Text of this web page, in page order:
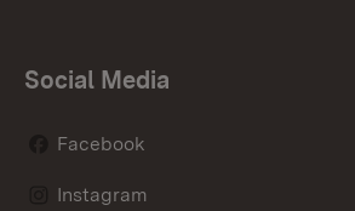
Social Media
Facebook
Instagram